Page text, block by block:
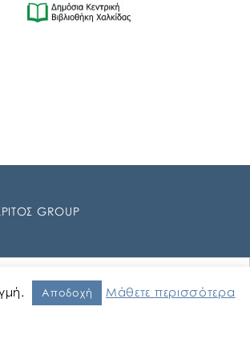
GROUP
Αποδοχή Μάθετε περισσότερα